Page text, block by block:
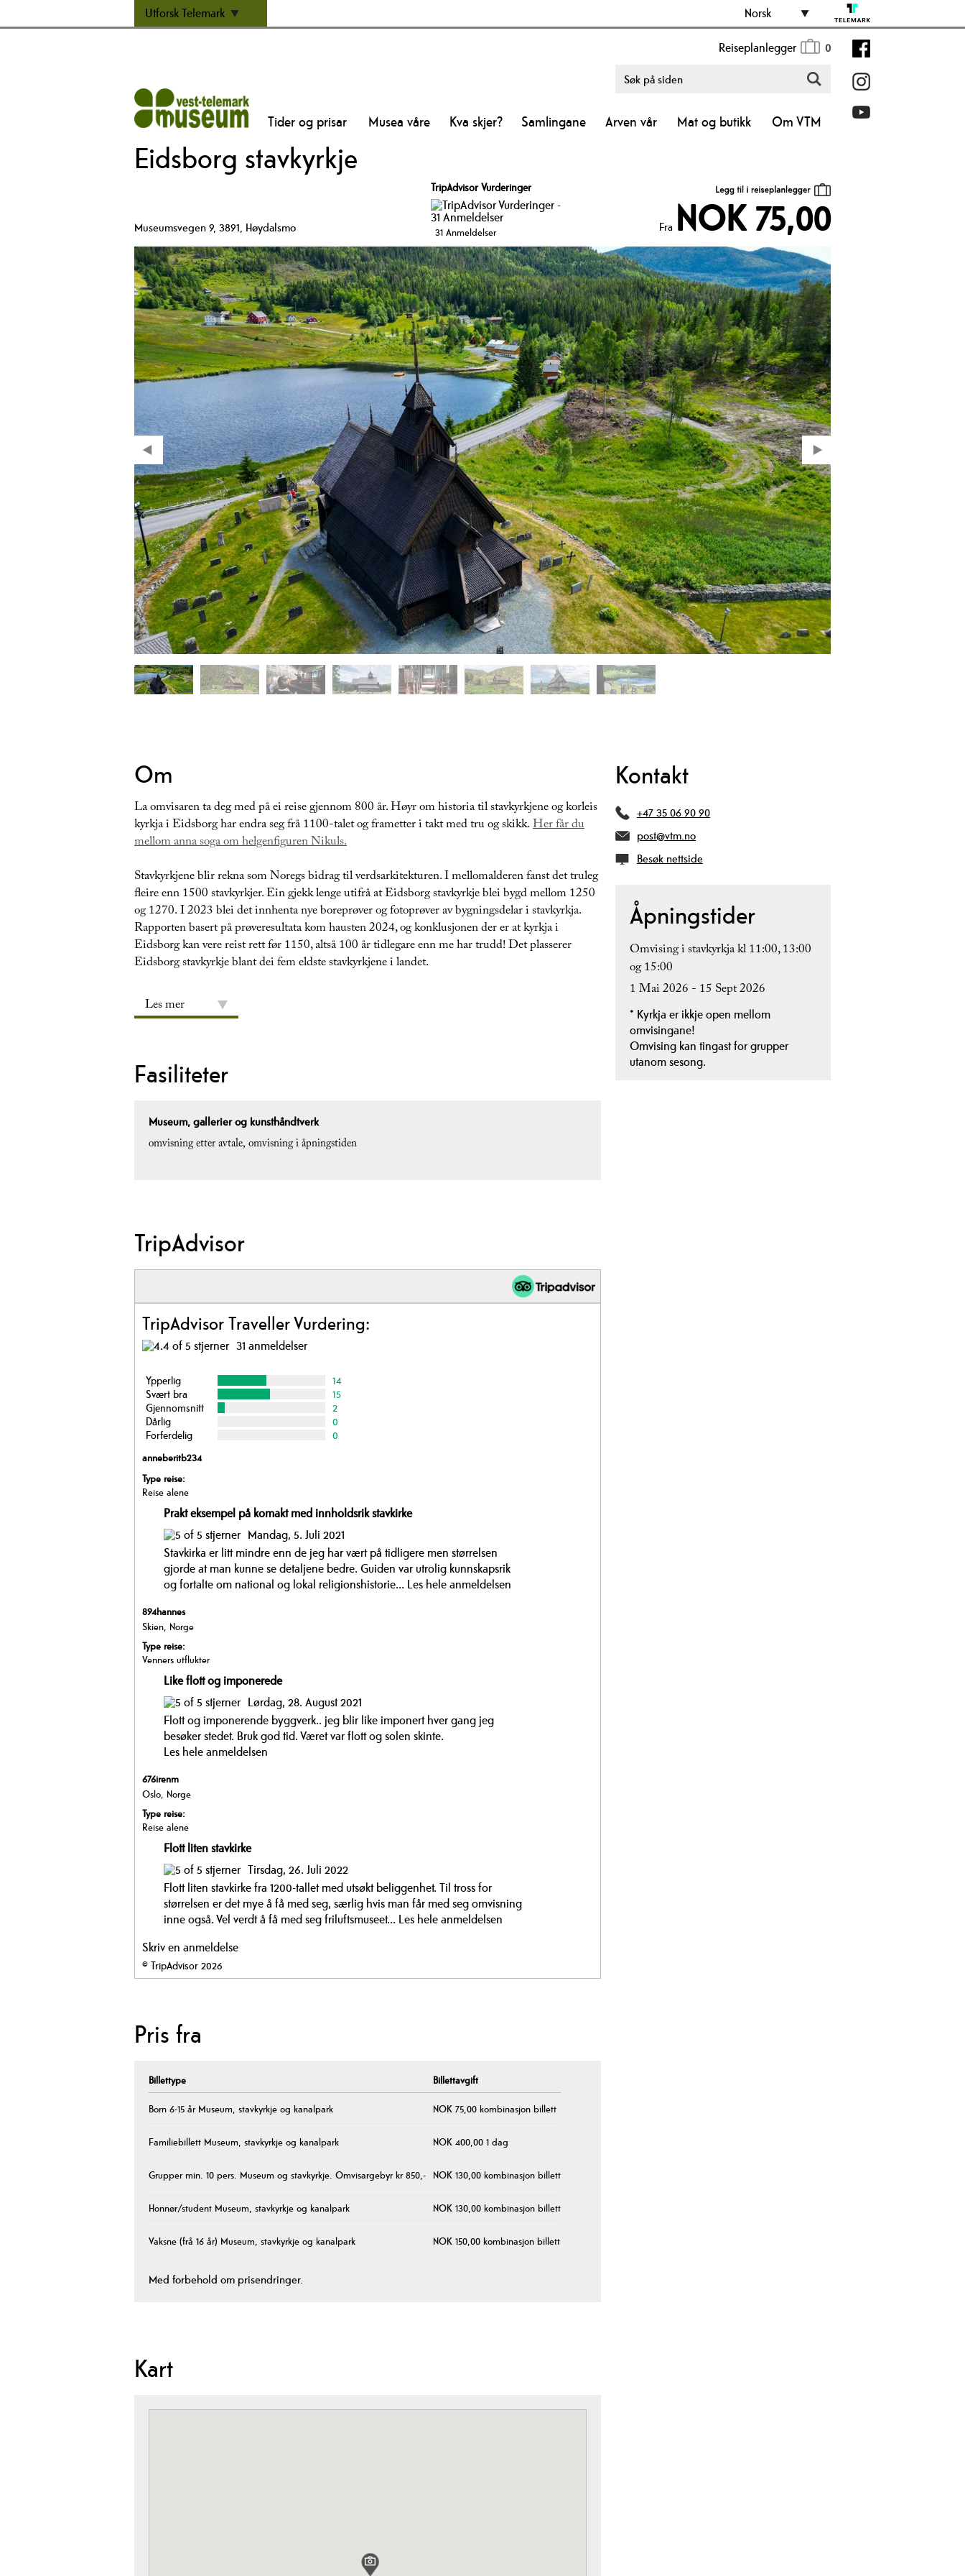
Utforsk Telemark Norsk
Reiseplanlegger 0
Tider og prisar Musea våre Kva skjer? Samlingane Arven vår Mat og butikk Om VTM
Eidsborg stavkyrkje
Museumsvegen 9, 3891, Høydalsmo
TripAdvisor Vurderinger
31 Anmeldelser Fra NOK 75,00
Om
La omvisaren ta deg med på ei reise gjennom 800 år. Høyr om historia til stavkyrkjene og korleis
kyrkja i Eidsborg har endra seg frå 1100-talet og frametter i takt med tru og skikk.Her får du
mellom anna soga om helgenfiguren Nikuls.
Stavkyrkjene blir rekna som Noregs bidrag til verdsarkitekturen. I mellomalderen fanst det truleg
fleire enn 1500 stavkyrkjer. Ein gjekk lenge utifrå at Eidsborg stavkyrkje blei bygd mellom 1250
og 1270. I 2023 blei det innhenta nye boreprøver og fotoprøver av bygningsdelar i stavkyrkja.
Rapporten basert på prøveresultata kom hausten 2024, og konklusjonen der er at kyrkja i
Eidsborg kan vere reist rett før 1150, altså 100 år tidlegare enn me har trudd! Det plasserer
Eidsborg stavkyrkje blant dei fem eldste stavkyrkjene i landet.
Les mer
Fasiliteter
Museum, gallerier og kunsthåndtverk
omvisning etter avtale omvisning i åpningstiden
TripAdvisor
TripAdvisor Traveller Vurdering:
31 anmeldelser
Ypperlig
14
Svært bra
15
Gjennomsnitt
2
Dårlig
0
Forferdelig
0
anneberitb234
Type reise:
Reise alene
Prakt eksempel på komakt med innholdsrik stavkirke
Mandag, 5. Juli 2021
Stavkirka er litt mindre enn de jeg har vært på tidligere men størrelsen
gjorde at man kunne se detaljene bedre. Guiden var utrolig kunnskapsrik
og fortalte om national og lokal religionshistorie... Les hele anmeldelsen
894hannes
Skien, Norge
Type reise:
Venners utflukter
Like flott og imponerede
Lørdag, 28. August 2021
Flott og imponerende byggverk.. jeg blir like imponert hver gang jeg
besøker stedet. Bruk god tid. Været var flott og solen skinte.
Les hele anmeldelsen
676irenm
Oslo, Norge
Type reise:
Reise alene
Flott liten stavkirke
Tirsdag, 26. Juli 2022
Flott liten stavkirke fra 1200-tallet med utsøkt beliggenhet. Til tross for
størrelsen er det mye å få med seg, særlig hvis man får med seg omvisning
inne også. Vel verdt å få med seg friluftsmuseet... Les hele anmeldelsen
Skriv en anmeldelse
© TripAdvisor 2026
Pris fra
Billettype Billettavgift
Born 6-15 år Museum, stavkyrkje og kanalpark NOK 75,00 kombinasjon billett
Familiebillett Museum, stavkyrkje og kanalpark NOK 400,00 1 dag
Grupper min. 10 pers. Museum og stavkyrkje. Omvisargebyr kr 850,- NOK 130,00 kombinasjon billett
Honnør/student Museum, stavkyrkje og kanalpark NOK 130,00 kombinasjon billett
Vaksne (frå 16 år) Museum, stavkyrkje og kanalpark NOK 150,00 kombinasjon billett
Med forbehold om prisendringer.
Kart
Kontakt
+47 35 06 90 90
post@vtm.no
Besøk nettside
Åpningstider
Omvising i stavkyrkja kl 11:00, 13:00
og 15:00
1 Mai 2026 - 15 Sept 2026
* Kyrkja er ikkje open mellom
omvisingane!
Omvising kan tingast for grupper
utanom sesong.